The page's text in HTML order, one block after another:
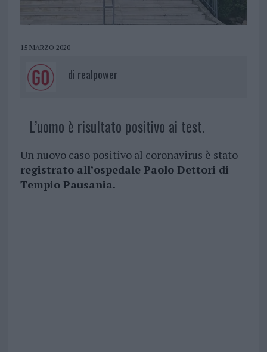
15 MARZO 2020
di realpower
L’uomo è risultato positivo ai test.
Un nuovo caso positivo al coronavirus è stato
registrato all’ospedale Paolo Dettori di
Tempio Pausania.